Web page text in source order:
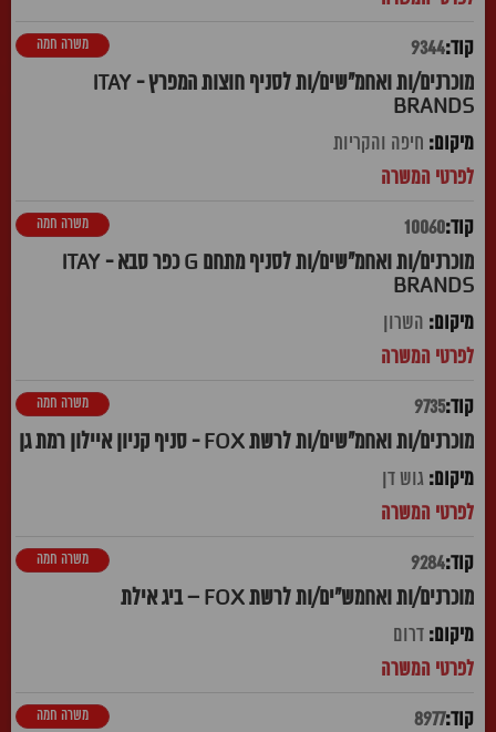
9344
מוכרנים/ות ואחמ"שים/ות לסניף חוצות המפרץ - ITAY
BRANDS
משרה חמה
חיפה והקריות
10060
מוכרנים/ות ואחמ"שים/ות לסניף מתחם G כפר סבא - ITAY
BRANDS
משרה חמה
השרון
9735
מוכרנים/ות ואחמ"שים/ות לרשת FOX - סניף קניון איילון רמת גן
משרה חמה
גוש דן
9284
מוכרנים/ות ואחמש"ים/ות לרשת FOX – ביג אילת
משרה חמה
דרום
8977 משרה חמה